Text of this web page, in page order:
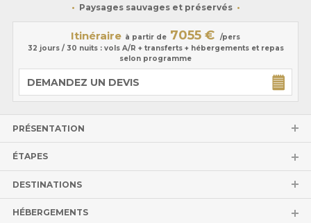
Paysages sauvages et préservés
Itinéraire à partir de 7055 €
/pers
32 jours / 30 nuits : vols A/R + transferts + hébergements et repas
selon programme
DEMANDEZ UN DEVIS
PRÉSENTATION
ÉTAPES
DESTINATIONS
HÉBERGEMENTS